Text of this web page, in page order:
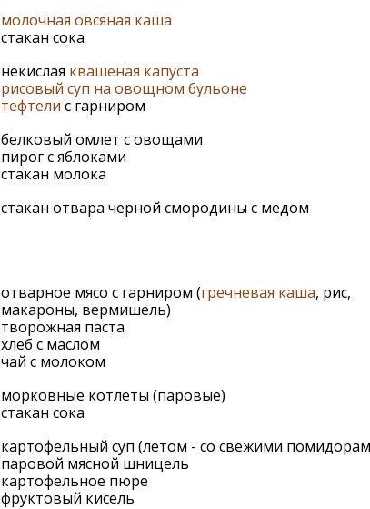
молочная овсяная каша
стакан сока
некислая квашеная капуста
рисовый суп на овощном бульоне
тефтели с гарниром
белковый омлет с овощами
пирог с яблоками
стакан молока
стакан отвара черной смородины с медом
отварное мясо с гарниром (гречневая каша, рис,
макароны, вермишель)
творожная паста
хлеб с маслом
чай с молоком
морковные котлеты (паровые)
стакан сока
картофельный суп (летом - со свежими
паровой мясной шницель
картофельное пюре
фруктовый кисель